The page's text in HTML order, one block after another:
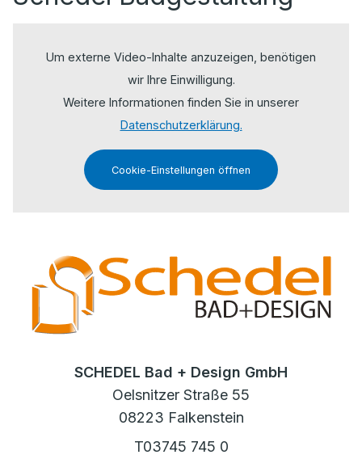
Um externe Video-Inhalte anzuzeigen, benötigen
wir Ihre Einwilligung.
Weitere Informationen finden Sie in unserer
Datenschutzerklärung.
Cookie-Einstellungen öffnen
SCHEDEL Bad + Design GmbH
Oelsnitzer Straße 55
08223 Falkenstein
T03745 745 0